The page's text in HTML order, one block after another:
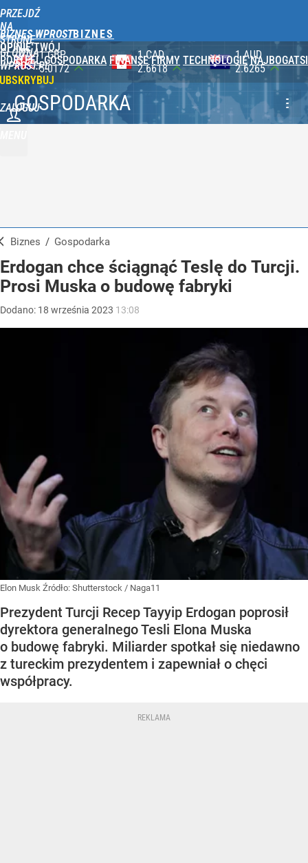
PRZEJDŹ
NA
STRONĘ
GŁÓWNĄ
WPROST.PL
BIZNES WPROST
OPINIE TWÓJ
PORTFEL GOSPODARKA FINANSE FIRMY TECHNOLOGIE NAJBOGATSI
ZALOGUJ
1 CAD
2.6618
1 AUD
2.6265
100 JPY
2.3565
GOSPODARKA
Biznes / Gospodarka
Erdogan chce ściągnąć Teslę do Turcji.
Prosi Muska o budowę fabryki
Dodano: 18 września 2023 13:08
Elon Musk Źródło: Shutterstock / Naga11
Prezydent Turcji Recep Tayyip Erdogan poprosił
dyrektora generalnego Tesli Elona Muska
o budowę fabryki. Miliarder spotkał się niedawno
z tureckim prezydentem i zapewniał o chęci
współpracy.